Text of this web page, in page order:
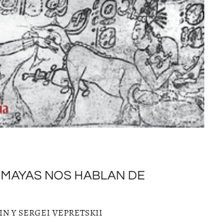
NOS HABLAN DE
Y SERGEI VEPRETSKII